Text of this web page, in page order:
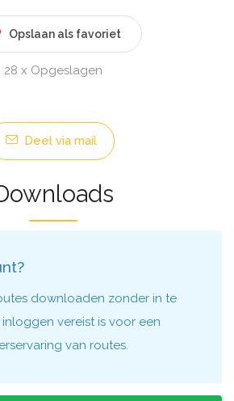
Opslaan als favoriet
28 x Opgeslagen
Deel via mail
downloaden zonder in te
vereist is voor een
van routes.